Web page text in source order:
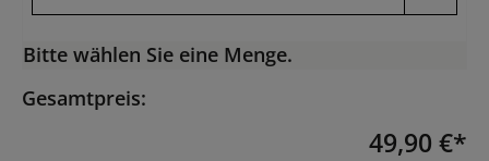
Bitte wählen Sie eine Menge.
Gesamtpreis:
49,90 €*